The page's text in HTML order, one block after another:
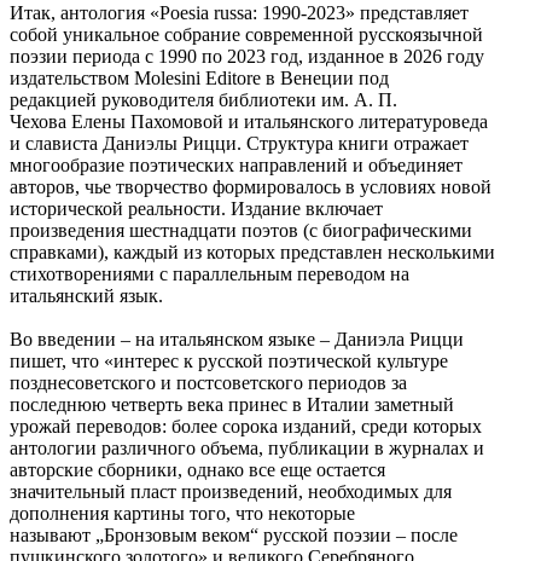
Итак, антология «Poesia russa: 1990-2023» представляет
собой уникальное собрание современной русскоязычной
поэзии периода с 1990 по 2023 год, изданное в 2026 году
издательством Molesini Editore в Венеции под
редакцией руководителя библиотеки им. А. П.
Чехова Елены Пахомовой и итальянского литературоведа
и слависта Даниэлы Рицци. Структура книги отражает
многообразие поэтических направлений и объединяет
авторов, чье творчество формировалось в условиях новой
исторической реальности. Издание включает
произведения шестнадцати поэтов (с биографическими
справками), каждый из которых представлен несколькими
стихотворениями с параллельным переводом на
итальянский язык.
Во введении ‒ на итальянском языке ‒ Даниэла Рицци
пишет, что «интерес к русской поэтической культуре
позднесоветского и постсоветского периодов за
последнюю четверть века принес в Италии заметный
урожай переводов: более сорока изданий, среди которых
антологии различного объема, публикации в журналах и
авторские сборники, однако все еще остается
значительный пласт произведений, необходимых для
дополнения картины того, что некоторые
называют „Бронзовым веком“ русской поэзии ‒ после
пушкинского золотого» и великого Серебряного